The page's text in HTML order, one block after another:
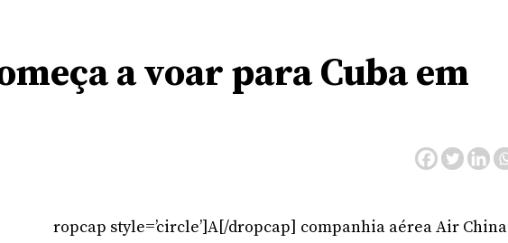
a voar para Cuba em
ropcap style=’circle’]A[/dropcap] companhia aérea Air China